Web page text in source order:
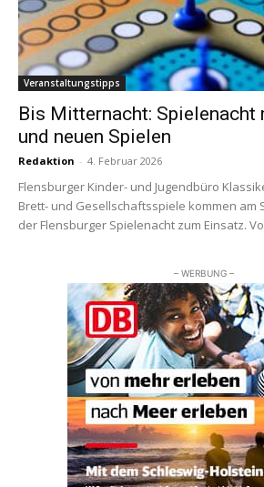
Veranstaltungstipps
Bis Mitternacht: Spielenacht
und neuen Spielen
Redaktion - 4. Februar 2026
Flensburger Kinder- und Jugendbüro
Brett- und Gesellschaftsspiele kommen am
der Flensburger Spielenacht zum Einsatz.
– WERBUNG –